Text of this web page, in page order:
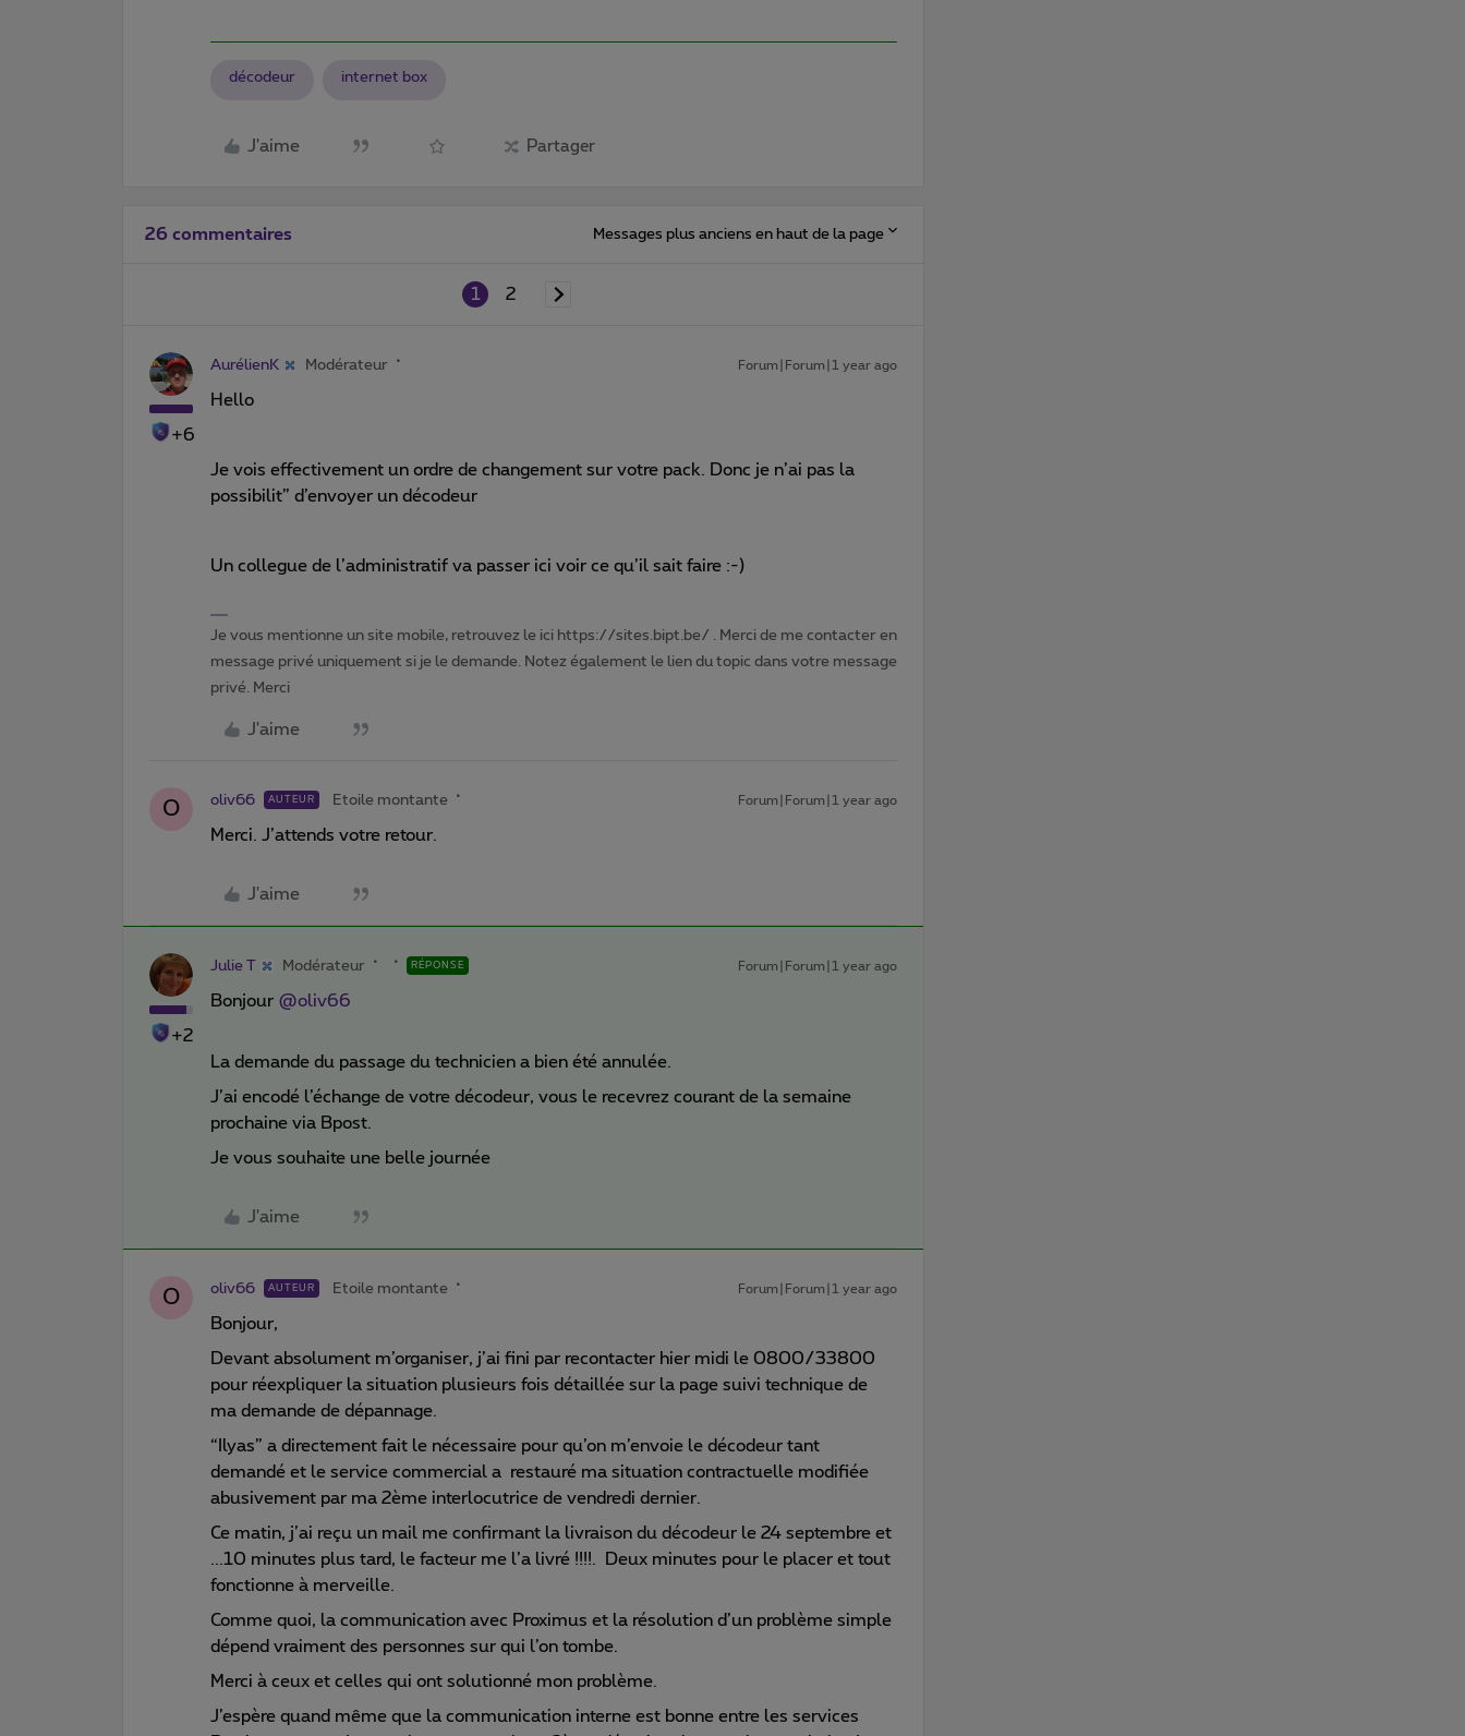
décodeur internet box
J'aime Partager
26 commentaires Messages plus anciens en haut de la page
1 2
+6
AurélienK Modérateur Forum|Forum|1 year ago
Hello
Je vois effectivement un ordre de changement sur votre pack. Donc je n’ai pas la
possibilit” d’envoyer un décodeur
Un collegue de l’administratif va passer ici voir ce qu’il sait faire :-)
Je vous mentionne un site mobile, retrouvez le ici https://sites.bipt.be/ . Merci de me contacter en
message privé uniquement si je le demande. Notez également le lien du topic dans votre message
privé. Merci
J'aime
O oliv66 AUTEUR Etoile montante Forum|Forum|1 year ago
Merci. J’attends votre retour.
J'aime
+2
Julie T Modérateur RÉPONSE Forum|Forum|1 year ago
Bonjour @oliv66
La demande du passage du technicien a bien été annulée.
J’ai encodé l’échange de votre décodeur, vous le recevrez courant de la semaine
prochaine via Bpost.
Je vous souhaite une belle journée
J'aime
O oliv66 AUTEUR Etoile montante Forum|Forum|1 year ago
Bonjour,
Devant absolument m’organiser, j’ai fini par recontacter hier midi le 0800/33800
pour réexpliquer la situation plusieurs fois détaillée sur la page suivi technique de
ma demande de dépannage.
“Ilyas” a directement fait le nécessaire pour qu’on m’envoie le décodeur tant
demandé et le service commercial a restauré ma situation contractuelle modifiée
abusivement par ma 2ème interlocutrice de vendredi dernier.
Ce matin, j’ai reçu un mail me confirmant la livraison du décodeur le 24 septembre et
...10 minutes plus tard, le facteur me l’a livré !!!!. Deux minutes pour le placer et tout
fonctionne à merveille.
Comme quoi, la communication avec Proximus et la résolution d’un problème simple
dépend vraiment des personnes sur qui l’on tombe.
Merci à ceux et celles qui ont solutionné mon problème.
J’espère quand même que la communication interne est bonne entre les services